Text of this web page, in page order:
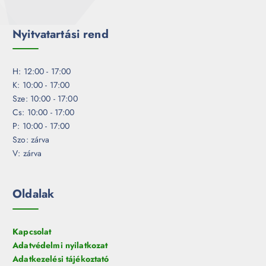
Nyitvatartási rend
H: 12:00 - 17:00
K: 10:00 - 17:00
Sze: 10:00 - 17:00
Cs: 10:00 - 17:00
P: 10:00 - 17:00
Szo: zárva
V: zárva
Oldalak
Kapcsolat
Adatvédelmi nyilatkozat
Adatkezelési tájékoztató